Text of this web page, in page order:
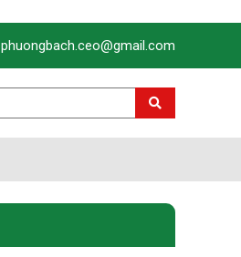
phuongbach.ceo@gmail.com